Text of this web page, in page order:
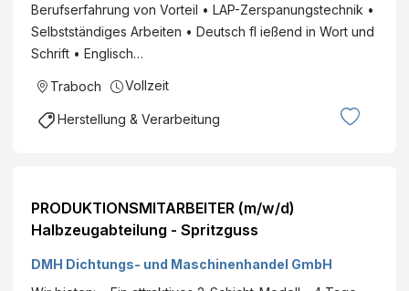
Berufserfahrung von Vorteil • LAP-Zerspanungstechnik •
Selbstständiges Arbeiten • Deutsch fl ießend in Wort und
Schrift • Englisch…
Traboch Vollzeit
Herstellung & Verarbeitung
PRODUKTIONSMITARBEITER (m/w/d)
Halbzeugabteilung - Spritzguss
DMH Dichtungs- und Maschinenhandel GmbH